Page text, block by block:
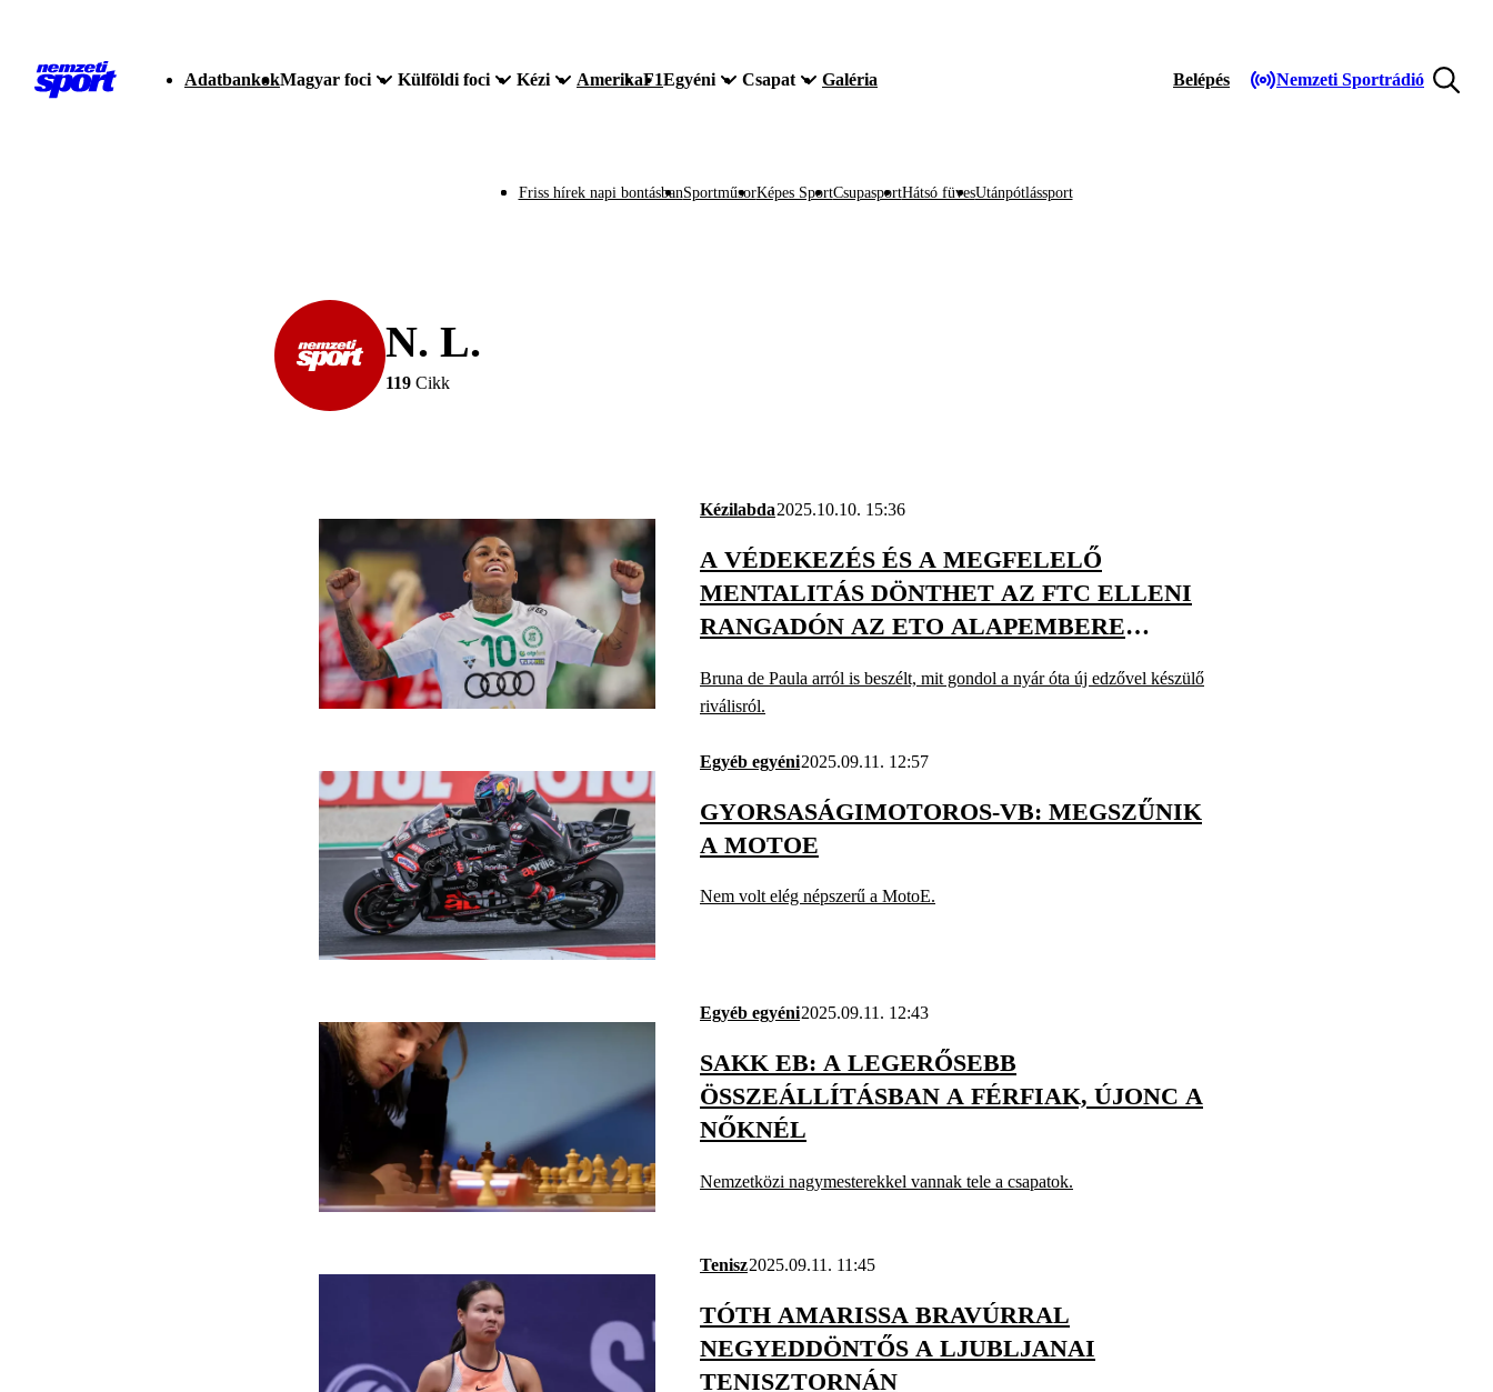
AdatbankokMagyar foci Külföldi foci Kézi AmerikaF1Egyéni Csapat Galéria Belépés Nemzeti Sportrádió
Friss hírek napi bontásbanSportműsorKépes SportCsupasportHátsó füvesUtánpótlássport
N. L.
119 Cikk
Kézilabda2025.10.10. 15:36
A VÉDEKEZÉS ÉS A MEGFELELŐ
MENTALITÁS DÖNTHET AZ FTC ELLENI
RANGADÓN AZ ETO ALAPEMBERE
Bruna de Paula arról is beszélt, mit gondol a nyár óta új edzővel készülő
riválisról.
Egyéb egyéni2025.09.11. 12:57
GYORSASÁGIMOTOROS-VB: MEGSZŰNIK
A MOTOE
Nem volt elég népszerű a MotoE.
Egyéb egyéni2025.09.11. 12:43
SAKK EB: A LEGERŐSEBB
ÖSSZEÁLLÍTÁSBAN A FÉRFIAK, ÚJONC A
NŐKNÉL
Nemzetközi nagymesterekkel vannak tele a csapatok.
Tenisz2025.09.11. 11:45
TÓTH AMARISSA BRAVÚRRAL
NEGYEDDÖNTŐS A LJUBLJANAI
TENISZTORNÁN